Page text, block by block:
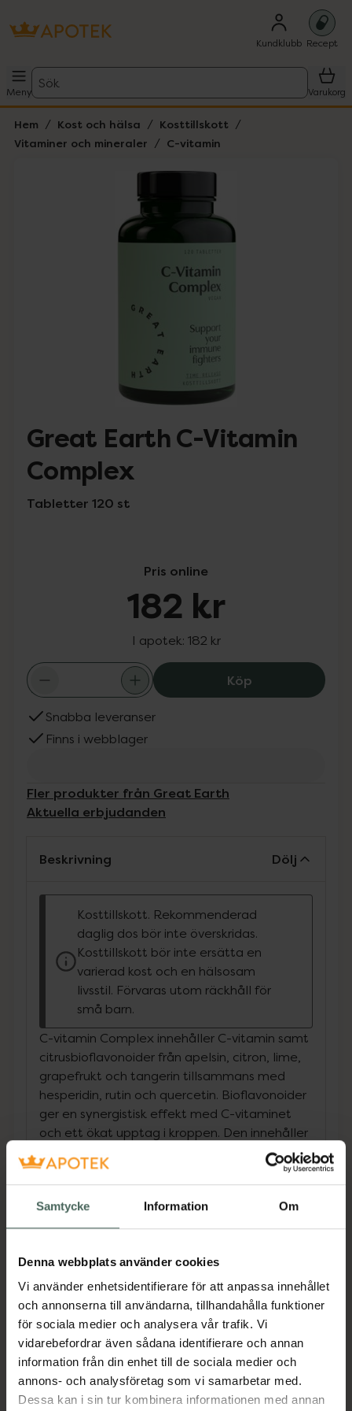
Samtycke Information Om
Denna webbplats använder cookies
Vi använder enhetsidentifierare för att anpassa innehållet
och annonserna till användarna, tillhandahålla funktioner
för sociala medier och analysera vår trafik. Vi
vidarebefordrar även sådana identifierare och annan
information från din enhet till de sociala medier och
annons- och analysföretag som vi samarbetar med.
Dessa kan i sin tur kombinera informationen med annan
Kundklubb Recept
Meny
Sök
Varukorg
Hem Kost och hälsa
Kosttillskott
Vitaminer och mineraler
C-vitamin
Lista: . Innehåller 1 objekt.
Great Earth C-Vitamin
Complex
Tabletter 120 st
Pris online
182 kr
I apotek: 182 kr
KöpGreat Earth C-
Snabba leveranser
Finns i webblager
Fler produkter från Great Earth
Aktuella erbjudanden
Beskrivning Dölj
Kosttillskott. Rekommenderad
daglig dos bör inte överskridas.
Kosttillskott bör inte ersätta en
varierad kost och en hälsosam
livsstil. Förvaras utom räckhåll för
små barn.
C-vitamin Complex innehåller C-vitamin samt
citrusbioflavonoider från apelsin, citron, lime,
grapefrukt och tangerin tillsammans med
hesperidin, rutin och quercetin. Bioflavonoider
ger en synergistisk effekt med C-vitaminet
och ett ökat upptag i kroppen. Den innehåller
även buffrad C-vitamin som är skonsamt mot
magen.
C-vitamin Complex innehåller Great Earth’s
Time Release-system, vilket innebär att C-
så att kroppen kan tillgodogöra sig vitaminet
på ett bättre sätt. PreOxy-formulan skyddar
C-vitaminet från att oxidera och behåller
vitaminet stabilt.
Vitamin C bidrar till immunsystemets normala
funktion, till att skydda cellerna mot oxidativ
stress och till normal kollagenbildning för